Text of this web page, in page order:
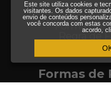
Política de
Trocas e
Formas de
Regra de
Formas de
Este site utiliza cookies e
visitantes. Os dados
envio de conteúdos
você concorda com estas
acordo,